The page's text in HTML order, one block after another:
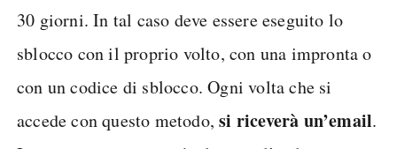
30 giorni. In tal caso deve essere eseguito lo
sblocco con il proprio volto, con una impronta o
con un codice di sblocco. Ogni volta che si
accede con questo metodo,si riceverà un’email.